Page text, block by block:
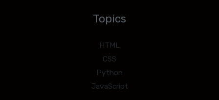
Topics
HTML
CSS
Python
JavaScript